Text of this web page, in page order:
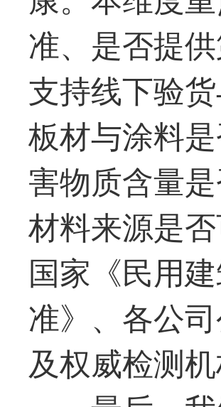
准、是否提
支持线下验
板材与涂料
害物质含量
材料来源是
国家《民用
准》、各公
及权威检测